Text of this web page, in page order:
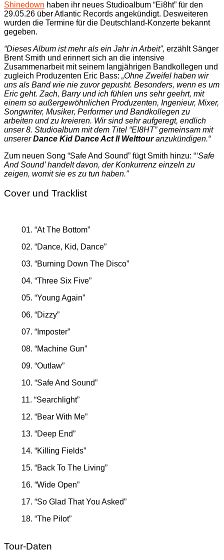
Shinedown haben ihr neues Studioalbum “Ei8ht” für den
29.05.26 über Atlantic Records angekündigt. Desweiteren
wurden die Termine für die Deutschland-Konzerte bekannt
gegeben.
“Dieses Album ist mehr als ein Jahr in Arbeit”, erzählt Sänger
Brent Smith und erinnert sich an die intensive
Zusammenarbeit mit seinem langjährigen Bandkollegen und
zugleich Produzenten Eric Bass: „Ohne Zweifel haben wir
uns als Band wie nie zuvor gepusht. Besonders, wenn es um
Eric geht. Zach, Barry und ich fühlen uns sehr geehrt, mit
einem so außergewöhnlichen Produzenten, Ingenieur, Mixer,
Songwriter, Musiker, Performer und Bandkollegen zu
arbeiten und zu kreieren. Wir sind sehr aufgeregt, endlich
unser 8. Studioalbum mit dem Titel “EI8HT” gemeinsam mit
unsererDance Kid Dance Act II Welttouranzukündigen.“
Zum neuen Song “Safe And Sound” fügt Smith hinzu: “‘Safe
And Sound’ handelt davon, der Konkurrenz einzeln zu
zeigen, womit sie es zu tun haben.”
Cover und Tracklist
01. “At The Bottom”
02. “Dance, Kid, Dance”
03. “Burning Down The Disco”
04. “Three Six Five”
05. “Young Again”
06. “Dizzy”
07. “Imposter”
08. “Machine Gun”
09. “Outlaw”
10. “Safe And Sound”
11. “Searchlight”
12. “Bear With Me”
13. “Deep End”
14. “Killing Fields”
15. “Back To The Living”
16. “Wide Open”
17. “So Glad That You Asked”
18. “The Pilot”
Tour-Daten